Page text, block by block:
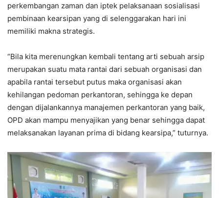
perkembangan zaman dan iptek pelaksanaan sosialisasi
pembinaan kearsipan yang di selenggarakan hari ini
memiliki makna strategis.
“Bila kita merenungkan kembali tentang arti sebuah arsip
merupakan suatu mata rantai dari sebuah organisasi dan
apabila rantai tersebut putus maka organisasi akan
kehilangan pedoman perkantoran, sehingga ke depan
dengan dijalankannya manajemen perkantoran yang baik,
OPD akan mampu menyajikan yang benar sehingga dapat
melaksanakan layanan prima di bidang kearsipa,” tuturnya.